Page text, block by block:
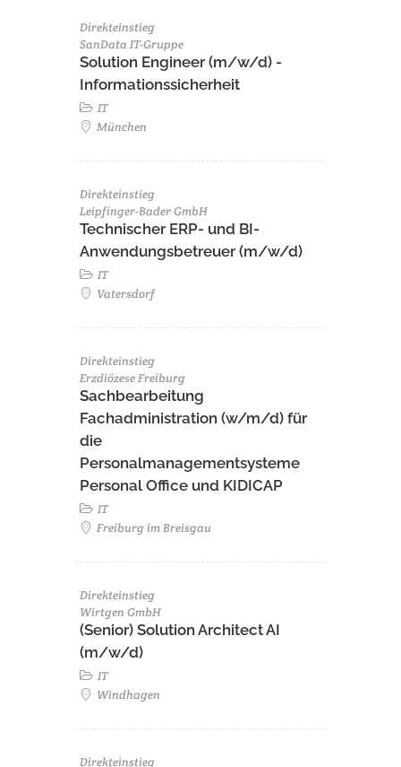
Direkteinstieg
SanData IT-Gruppe
Solution Engineer (m/w/d) -
Informationssicherheit
IT
München
Direkteinstieg
Leipfinger-Bader GmbH
Technischer ERP- und BI-
Anwendungsbetreuer (m/w/d)
IT
Vatersdorf
Direkteinstieg
Erzdiözese Freiburg
Sachbearbeitung
Fachadministration (w/m/d) für
die
Personalmanagementsysteme
Personal Office und KIDICAP
IT
Freiburg im Breisgau
Direkteinstieg
Wirtgen GmbH
(Senior) Solution Architect AI
(m/w/d)
IT
Windhagen
Direkteinstieg